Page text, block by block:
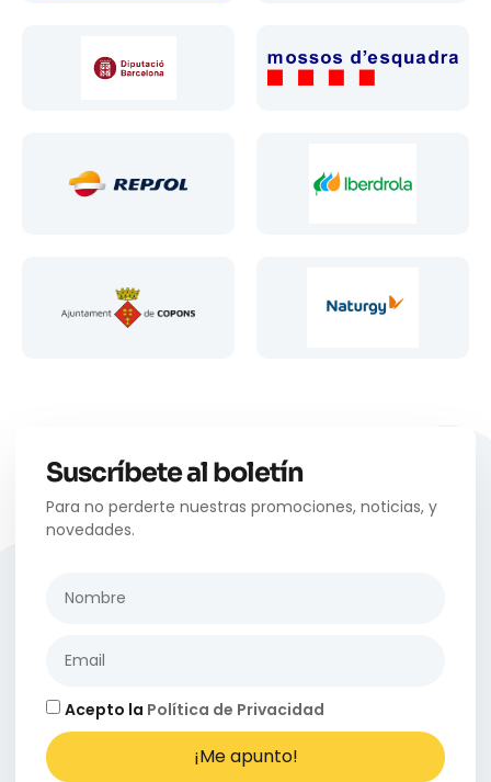
Suscríbete al boletín
Para no perderte nuestras promociones, noticias, y
novedades.
Acepto la Política de Privacidad
¡Me apunto!